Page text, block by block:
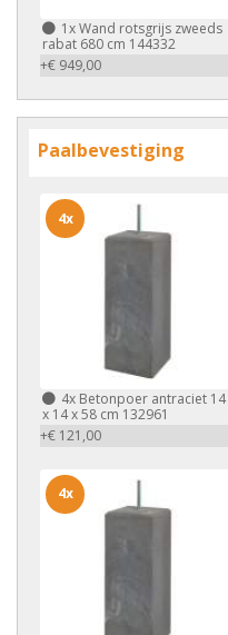
1xWand rotsgrijs zweeds
rabat 680 cm 144332
+€ 949,00
Paalbevestiging
4x Betonpoer antraciet 14
x 14 x 58 cm 132961
+€ 121,00
4x
4x